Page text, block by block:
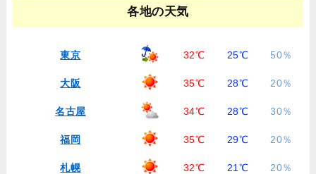
各地の天気
東京 32℃ 25℃ 50％
大阪 35℃ 28℃ 20％
名古屋 34℃ 28℃ 30％
福岡 35℃ 29℃ 20％
札幌 32℃ 21℃ 20％